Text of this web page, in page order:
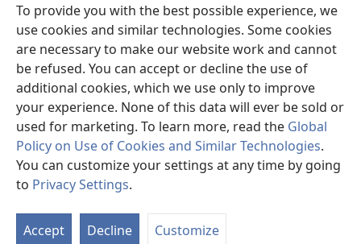
To provide you with the best possible experience, we
use cookies and similar technologies. Some cookies
are necessary to make our website work and cannot
be refused. You can accept or decline the use of
additional cookies, which we use only to improve
your experience. None of this data will ever be sold or
used for marketing. To learn more, read the Global
Policy on Use of Cookies and Similar Technologies.
You can customize your settings at any time by going
to Privacy Settings.
Accept Decline Customize
venster
oop)
JW Hub
(maak
nuwe
venster
oop)
JW Library
Watchtower Library
Copyright© 2026 Watch Tower Bible and Tract Society of Pennsylvania.
GEBRUIKSVOORWAARDES
PRIVAATHEIDSINSTELLINGS